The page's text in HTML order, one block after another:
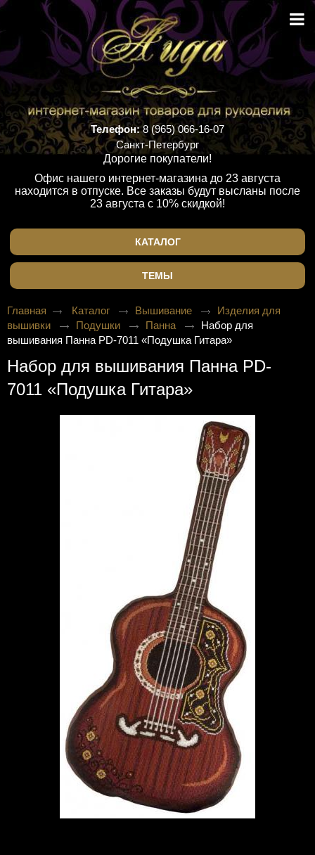
Телефон:8 (965) 066-16-07
Санкт-Петербург
Дорогие покупатели!
Офис нашего интернет-магазина до 23 августа
находится в отпуске. Все заказы будут высланы после
23 августа с 10% скидкой!
КАТАЛОГ
ТЕМЫ
Главная Каталог Вышивание
Изделия для
вышивки
Подушки Панна
Набор для
вышивания Панна PD-7011 «Подушка Гитара»
Набор для вышивания Панна PD-
7011 «Подушка Гитара»